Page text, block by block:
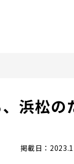
浜松の
掲載日：